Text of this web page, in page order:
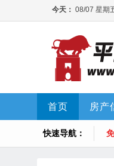
首页 房产
快速导航：